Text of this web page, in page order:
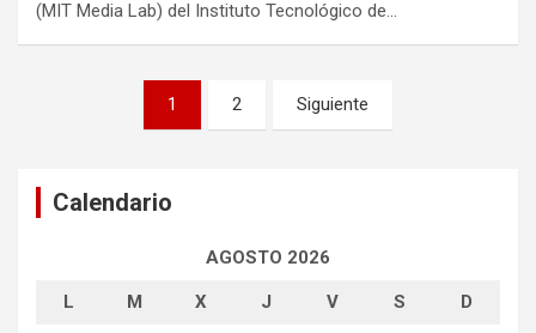
(MIT Media Lab) del Instituto Tecnológico de…
Navegación
1 2 Siguiente
Calendario
AGOSTO 2026
L M X J V S D